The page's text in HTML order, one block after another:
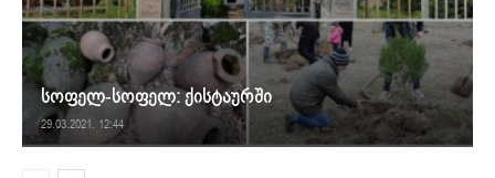
სოფელ-სოფელ: ქისტაურში
29.03.2021. 12:44